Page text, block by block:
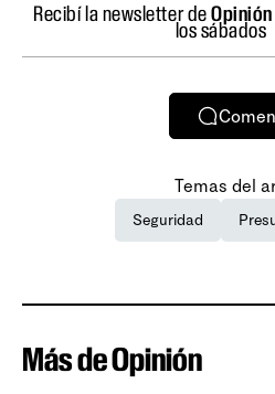
Recibí la newsletter deOpinión
los sábados
Temas del
Seguridad
Más de Opinión